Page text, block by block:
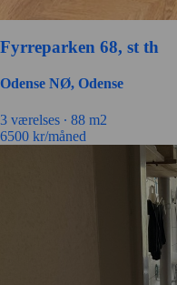
Fyrreparken 68, st th
Odense NØ, Odense
3 værelses ∙ 88 m2
6500 kr/måned